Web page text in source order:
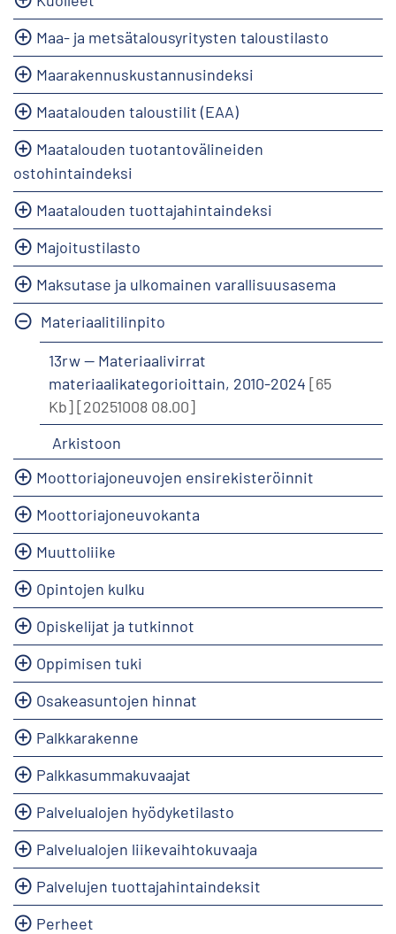
Maa- ja metsätalousyritysten taloustilasto
Maarakennuskustannusindeksi
Maatalouden taloustilit (EAA)
Maatalouden tuotantovälineiden
ostohintaindeksi
Maatalouden tuottajahintaindeksi
Majoitustilasto
Maksutase ja ulkomainen varallisuusasema
Materiaalitilinpito
13rw -- Materiaalivirrat
materiaalikategorioittain, 2010-2024 [65
Kb][20251008 08.00]
Arkistoon
Moottoriajoneuvojen ensirekisteröinnit
Moottoriajoneuvokanta
Muuttoliike
Opintojen kulku
Opiskelijat ja tutkinnot
Oppimisen tuki
Osakeasuntojen hinnat
Palkkarakenne
Palkkasummakuvaajat
Palvelualojen hyödyketilasto
Palvelualojen liikevaihtokuvaaja
Palvelujen tuottajahintaindeksit
Perheet